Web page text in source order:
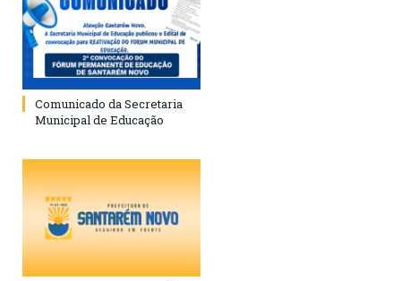
Comunicado da Secretaria
Municipal de Educação